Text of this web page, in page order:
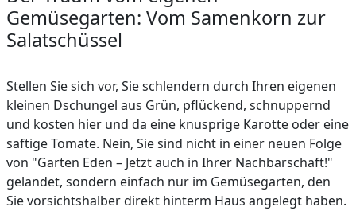
Gemüsegarten: Vom Samenkorn zur
Salatschüssel
Stellen Sie sich vor, Sie schlendern durch Ihren eigenen
kleinen Dschungel aus Grün, pflückend, schnuppernd
und kosten hier und da eine knusprige Karotte oder eine
saftige Tomate. Nein, Sie sind nicht in einer neuen Folge
von "Garten Eden – Jetzt auch in Ihrer Nachbarschaft!"
gelandet, sondern einfach nur im Gemüsegarten, den
Sie vorsichtshalber direkt hinterm Haus angelegt haben.